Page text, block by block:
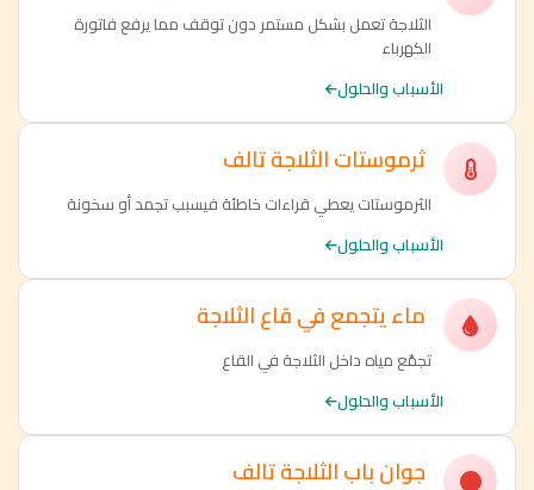
الثلاجة تعمل بشكل مستمر دون توقف مما يرفع فاتورة
الكهرباء
الأسباب والحلول
ثرموستات الثلاجة تالف
الثرموستات يعطي قراءات خاطئة فيسبب تجمد أو سخونة
الأسباب والحلول
ماء يتجمع في قاع الثلاجة
تجمّع مياه داخل الثلاجة في القاع
الأسباب والحلول
جوان باب الثلاجة تالف